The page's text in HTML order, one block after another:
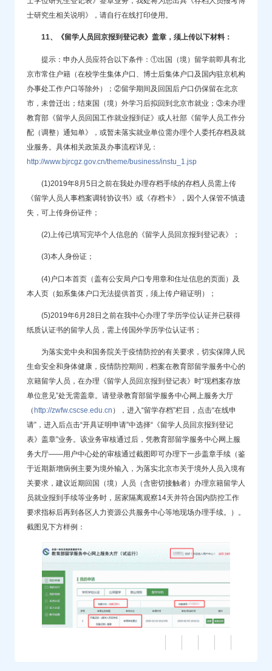
士研究生相关说明》，请自行在线打印使用。
11、《留学人员回京报到登记表》盖章，须上传以下材料：
提示：申办人员应符合以下条件：①出国（境）留学前即具有北
京市常住户籍（在校学生集体户口、博士后集体户口及国内驻京机构
办事处工作户口等除外）；②留学期间及回国后户口仍保留在北京
市，未曾迁出；结束国（境）外学习后拟回到北京市就业；③未办理
教育部《留学人员回国工作就业报到证》或人社部《留学人员工作分
配（调整）通知单》，或暂未落实就业单位需办理个人委托存档及就
业服务。具体相关政策及办事流程详见：
http://www.bjrcgz.gov.cn/theme/business/instu_1.jsp
(1)2019年8月5日之前在我处办理存档手续的存档人员需上传
《留学人员人事档案调转协议书》或《存档卡》，因个人保管不慎遗
失，可上传身份证件；
(2)上传已填写完毕个人信息的《留学人员回京报到登记表》；
(3)本人身份证；
(4)户口本首页（盖有公安局户口专用章和住址信息的页面）及
本人页（如系集体户口无法提供首页，须上传户籍证明）；
(5)2019年6月28日之前在我中心办理了学历学位认证并已获得
纸质认证书的留学人员，需上传国外学历学位认证书；
为落实党中央和国务院关于疫情防控的有关要求，切实保障人民
生命安全和身体健康，疫情防控期间，档案在教育部留学服务中心的
京籍留学人员，在办理《留学人员回京报到登记表》时“现档案存放
单位意见”处无需盖章。请登录教育部留学服务中心网上服务大厅
（ http://zwfw.cscse.edu.cn ），进入“留学存档”栏目，点击“在线申
请”，进入后点击“开具证明申请”中选择“《留学人员回京报到登记
表》盖章”业务。该业务审核通过后，凭教育部留学服务中心网上服
务大厅——用户中心处的审核通过截图即可办理下一步盖章手续（鉴
于近期新增病例主要为境外输入，为落实北京市关于境外人员入境有
关要求，建议近期回国（境）人员（含密切接触者）办理京籍留学人
员就业报到手续等业务时，居家隔离观察14天并符合国内防控工作
要求指标后再到各区人力资源公共服务中心等地现场办理手续。）。
截图见下方样例：